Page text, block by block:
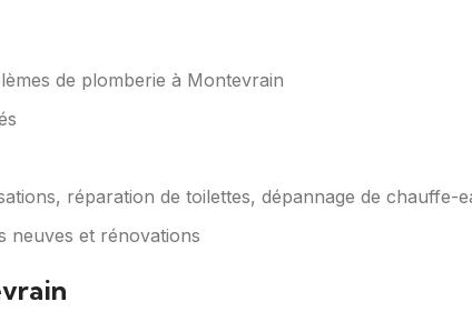
de plomberie à Montevrain
réparation de toilettes, dépannage de chauffe-
neuves et rénovations